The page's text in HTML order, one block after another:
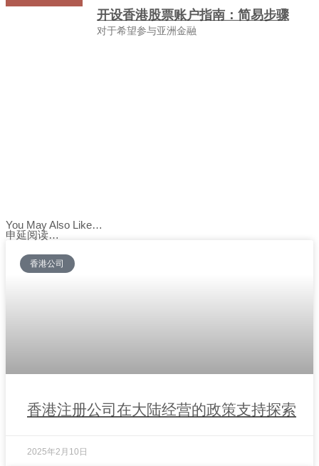
开设香港股票账户指南：简易步骤
对于希望参与亚洲金融
You May Also Like…
申延阅读…
香港公司
香港注册公司在大陆经营的政策支持探索
2025年2月10日